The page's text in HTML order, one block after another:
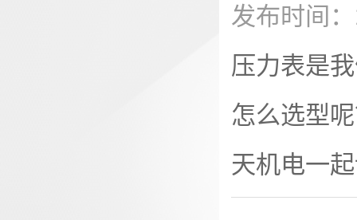
素主要有
之间存在
门密封性
密封原理
发布时间
压力表是
怎么选型
天机电一